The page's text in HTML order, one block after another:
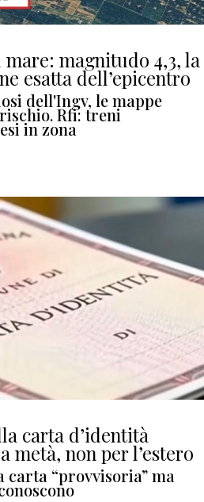
mare: magnitudo 4,3, la
esatta dell’epicentro
dell'Ingv, le mappe
Rfi: treni
in zona
carta d’identità
metà, non per l’estero
carta “provvisoria” ma